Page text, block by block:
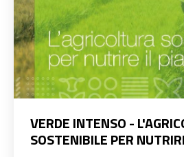
VERDE INTENSO -
SOSTENIBILE PER